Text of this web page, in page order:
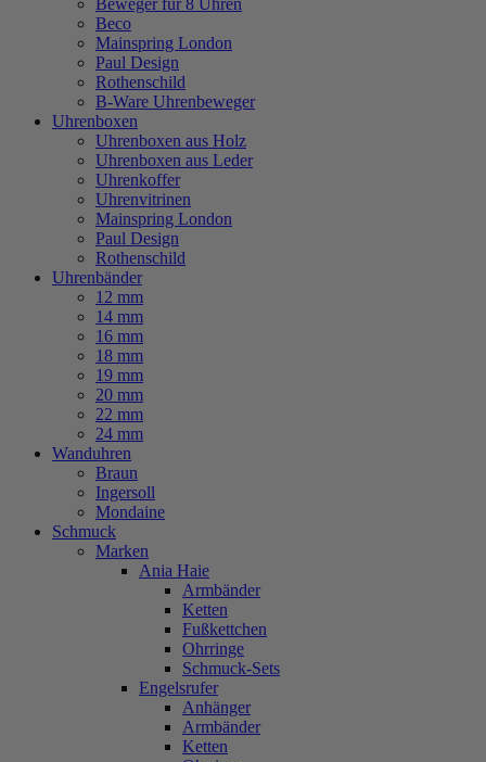
Beweger für 8 Uhren
Beco
Mainspring London
Paul Design
Rothenschild
B-Ware Uhrenbeweger
Uhrenboxen
Uhrenboxen aus Holz
Uhrenboxen aus Leder
Uhrenkoffer
Uhrenvitrinen
Mainspring London
Paul Design
Rothenschild
Uhrenbänder
12 mm
14 mm
16 mm
18 mm
19 mm
20 mm
22 mm
24 mm
Wanduhren
Braun
Ingersoll
Mondaine
Schmuck
Marken
Ania Haie
Armbänder
Ketten
Fußkettchen
Ohrringe
Schmuck-Sets
Engelsrufer
Anhänger
Armbänder
Ketten